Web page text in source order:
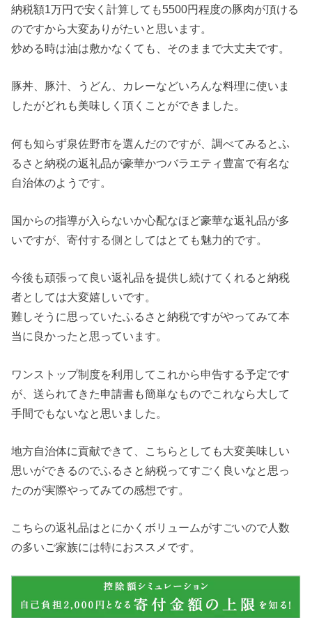
納税額1万円で安く計算しても5500円程度の豚肉が頂ける
のですから大変ありがたいと思います。
炒める時は油は敷かなくても、そのままで大丈夫です。
豚丼、豚汁、うどん、カレーなどいろんな料理に使いま
したがどれも美味しく頂くことができました。
何も知らず泉佐野市を選んだのですが、調べてみるとふ
るさと納税の返礼品が豪華かつバラエティ豊富で有名な
自治体のようです。
国からの指導が入らないか心配なほど豪華な返礼品が多
いですが、寄付する側としてはとても魅力的です。
今後も頑張って良い返礼品を提供し続けてくれると納税
者としては大変嬉しいです。
難しそうに思っていたふるさと納税ですがやってみて本
当に良かったと思っています。
ワンストップ制度を利用してこれから申告する予定です
が、送られてきた申請書も簡単なものでこれなら大して
手間でもないなと思いました。
地方自治体に貢献できて、こちらとしても大変美味しい
思いができるのでふるさと納税ってすごく良いなと思っ
たのが実際やってみての感想です。
こちらの返礼品はとにかくボリュームがすごいので人数
の多いご家族には特におススメです。